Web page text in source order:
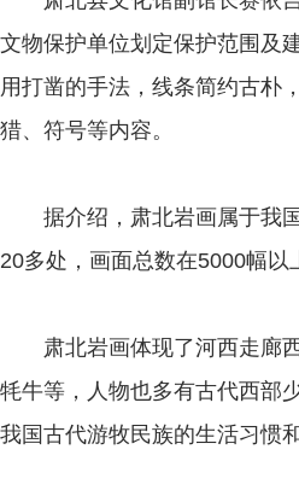
文物保护单位划定保护范围及
用打凿的手法，线条简约古朴
猎、符号等内容。
据介绍，肃北岩画属于我国
20多处，画面总数在5000幅
肃北岩画体现了河西走廊西
牦牛等，人物也多有古代西部
我国古代游牧民族的生活习惯